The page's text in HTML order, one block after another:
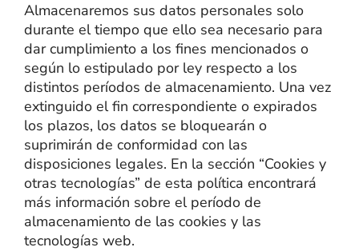
Almacenaremos sus datos personales solo
durante el tiempo que ello sea necesario para
dar cumplimiento a los fines mencionados o
según lo estipulado por ley respecto a los
distintos períodos de almacenamiento. Una vez
extinguido el fin correspondiente o expirados
los plazos, los datos se bloquearán o
suprimirán de conformidad con las
disposiciones legales. En la sección “Cookies y
otras tecnologías” de esta política encontrará
más información sobre el período de
almacenamiento de las cookies y las
tecnologías web.